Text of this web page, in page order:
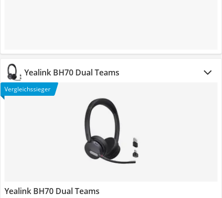
Yealink BH70 Dual Teams
Vergleichssieger
Yealink BH70 Dual Teams